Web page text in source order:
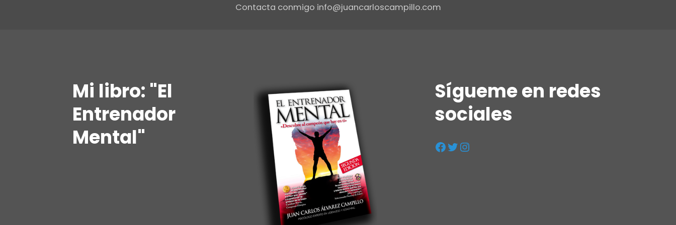
Contacta conmigo info@juancarloscampillo.com
Mi libro: "El
Entrenador
Mental"
Sígueme en redes
sociales